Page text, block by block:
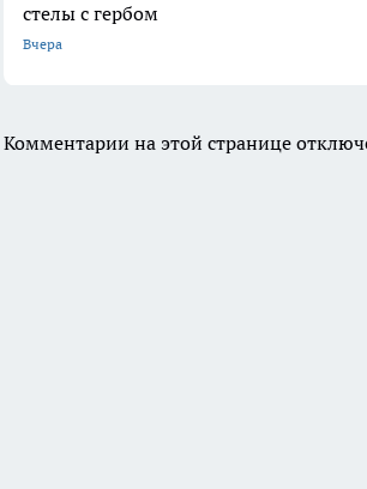
стелы с гербом
Вчера
Комментарии на этой странице